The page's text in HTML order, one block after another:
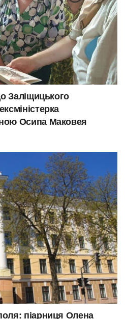
Заліщицького
Осипа Маковея
піарниця Олена